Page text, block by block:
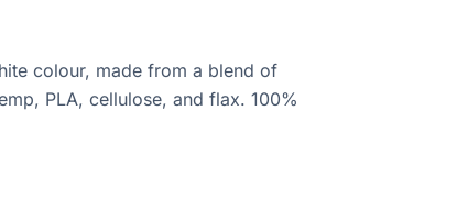
colour, made from a blend of
PLA, cellulose, and flax. 100%